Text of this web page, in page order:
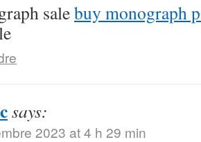
salebuy monograph
says:
2023 at 4 h 29 min